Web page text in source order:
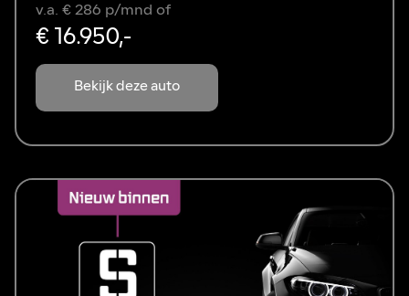
Bekijk deze auto
v.a. € 286 p/mnd of
€ 16.950,-